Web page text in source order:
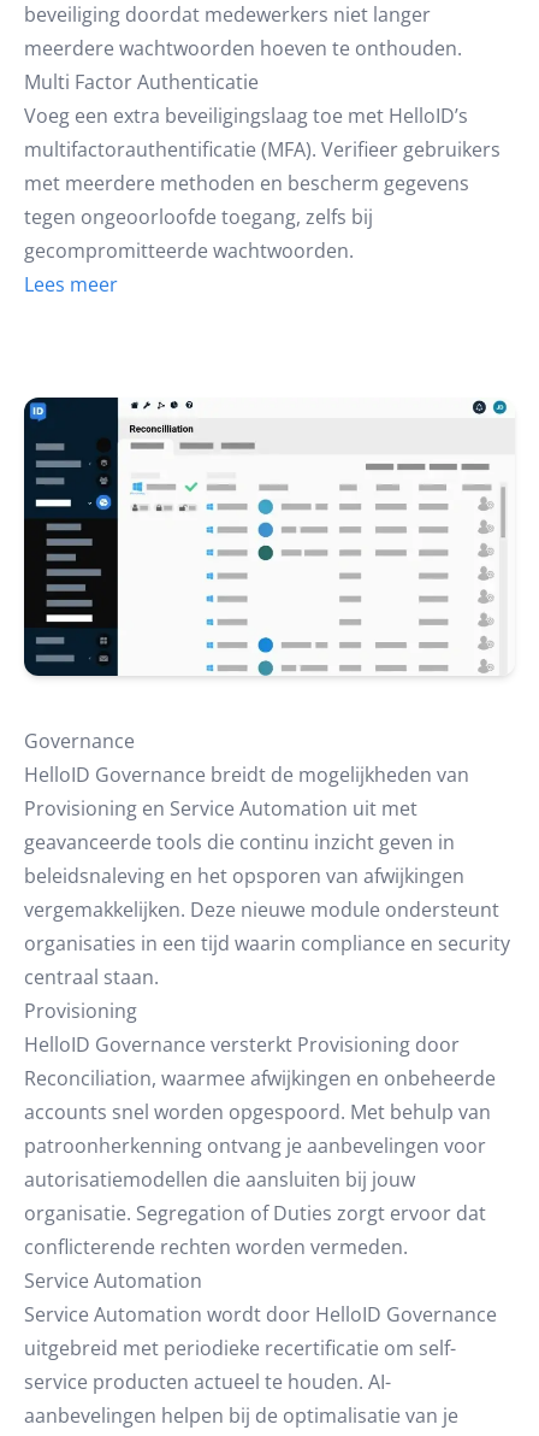
beveiliging doordat medewerkers niet langer
meerdere wachtwoorden hoeven te onthouden.
Multi Factor Authenticatie
Voeg een extra beveiligingslaag toe met HelloID’s
multifactorauthentificatie (MFA). Verifieer gebruikers
met meerdere methoden en bescherm gegevens
tegen ongeoorloofde toegang, zelfs bij
gecompromitteerde wachtwoorden.
Lees meer
Governance
HelloID Governance breidt de mogelijkheden van
Provisioning en Service Automation uit met
geavanceerde tools die continu inzicht geven in
beleidsnaleving en het opsporen van afwijkingen
vergemakkelijken. Deze nieuwe module ondersteunt
organisaties in een tijd waarin compliance en security
centraal staan.
Provisioning
HelloID Governance versterkt Provisioning door
Reconciliation, waarmee afwijkingen en onbeheerde
accounts snel worden opgespoord. Met behulp van
patroonherkenning ontvang je aanbevelingen voor
autorisatiemodellen die aansluiten bij jouw
organisatie. Segregation of Duties zorgt ervoor dat
conflicterende rechten worden vermeden.
Service Automation
Service Automation wordt door HelloID Governance
uitgebreid met periodieke recertificatie om self-
service producten actueel te houden. AI-
aanbevelingen helpen bij de optimalisatie van je